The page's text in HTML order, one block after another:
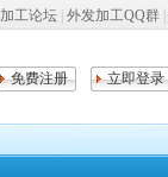
加工论坛 外发加工QQ群
免费注册 立即登录